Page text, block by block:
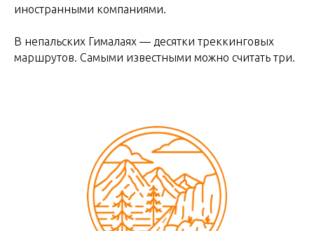
иностранными компаниями.
В непальских Гималаях — десятки треккинговых
маршрутов. Самыми известными можно считать три.